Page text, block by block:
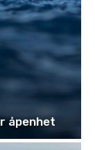
åpenhet